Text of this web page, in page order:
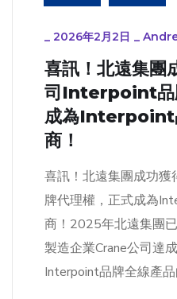
_ 2026年2月2日 _
喜訊！北遠集團
司Interpoint品
成為Interpoint
商！
喜訊！北遠集團成功獲
牌代理權，正式成為
商！2025年北遠集團
製造企業Crane公司達
Interpoint品牌全線產品